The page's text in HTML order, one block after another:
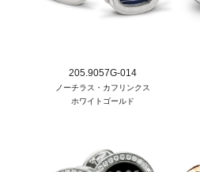
205.9057G-014
ノーチラス・カフリンクス
ホワイトゴールド